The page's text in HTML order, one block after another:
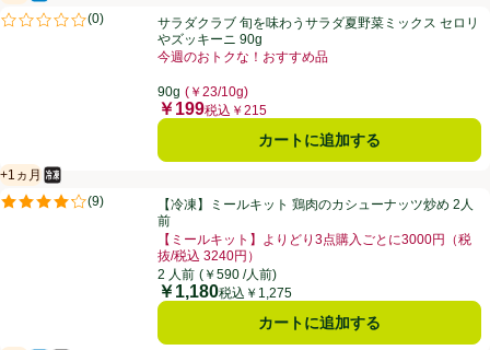
サラダクラブ 旬を味わうサラダ夏野菜ミックス セロリやズッキーニ
(0)
評価は0件のレビューで5点中0.0点。サラダクラブ 旬を味わうサラダ夏野菜ミックス セロリ
やズッキーニ 90g
今週のおトクな！おすすめ品
90g (￥23/10g)
価格
￥199税込￥215
カートに追加する
【冷凍】ミールキット 鶏肉のカシューナッツ炒め 2人前
+1ヵ月
賞味・消費期限保証：1ヵ月
冷凍食品
(9)
評価は9件のレビューで5点中4.2点。【冷凍】ミールキット 鶏肉のカシューナッツ炒め 2人
前
【ミールキット】よりどり3点購入ごとに3000円（税
抜/税込 3240円）
お買い得品名：【ミールキット】よりどり3点購入ご
2 人前 (￥590 /人前)
価格
￥1,180税込￥1,275
カートに追加する